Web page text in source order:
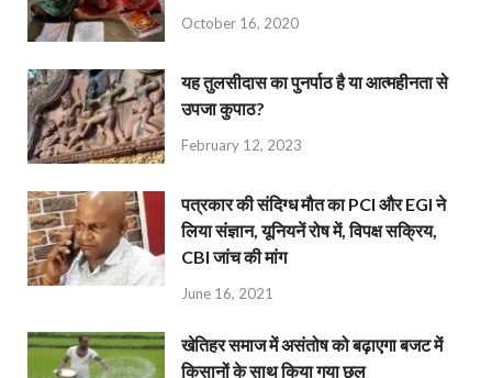
October 16, 2020
यह तुलसीदास का पुनर्पाठ है या आत्महीनता से
उपजा कुपाठ?
February 12, 2023
पत्रकार की संदिग्ध मौत का PCI और EGI ने
लिया संज्ञान, यूनियनें रोष में, विपक्ष सक्रिय,
CBI जांच की मांग
June 16, 2021
खेतिहर समाज में असंतोष को बढ़ाएगा बजट में
किसानों के साथ किया गया छल